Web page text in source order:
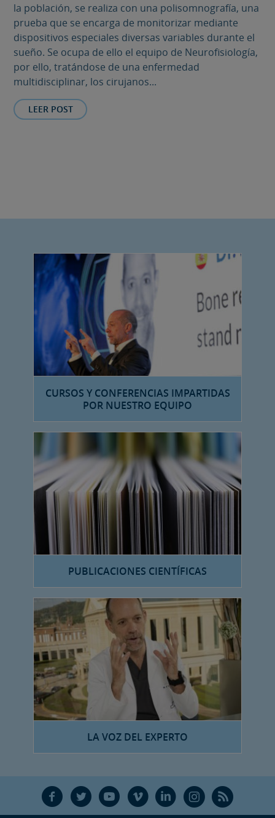
la población, se realiza con una polisomnografía, una
prueba que se encarga de monitorizar mediante
dispositivos especiales diversas variables durante el
sueño. Se ocupa de ello el equipo de Neurofisiología,
por ello, tratándose de una enfermedad
multidisciplinar, los cirujanos...
LEER POST
CURSOS Y CONFERENCIAS IMPARTIDAS
POR NUESTRO EQUIPO
PUBLICACIONES CIENTÍFICAS
LA VOZ DEL EXPERTO
F T Y V L Ñ R